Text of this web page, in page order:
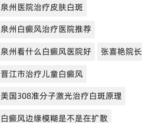
泉州医院治疗皮肤白斑
泉州白癜风治疗医院推荐
泉州看什么白癜风医院好
张喜艳院长
晋江市治疗儿童白癜风
美国308准分子激光治疗白斑原理
白癜风边缘模糊是不是在扩散